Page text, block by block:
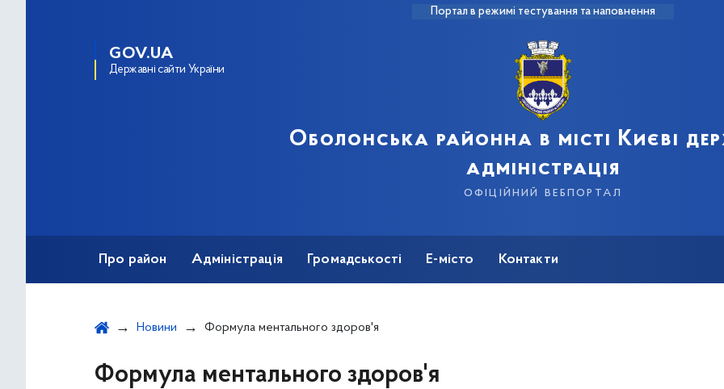
Портал в режимі тестування та наповнення
GOV.UA
Державні сайти України
Оболонська районна в місті Києві
адміністрація
офіційний вебпортал
Про район Адміністрація Громадськості Е-місто Контакти
Новини Формула ментального здоров'я
Формула ментального здоров'я